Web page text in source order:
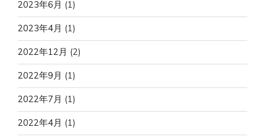
2023年6月 (1)
2023年4月 (1)
2022年12月 (2)
2022年9月 (1)
2022年7月 (1)
2022年4月 (1)